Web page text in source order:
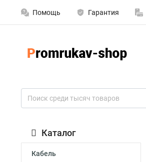
Помощь Гарантия
Каталог
Кабель